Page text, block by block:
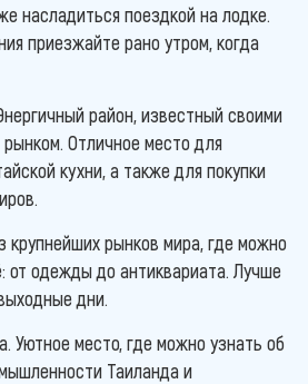
насладиться поездкой на лодке.
приезжайте рано утром, когда
район, известный своими
Отличное место для
кухни, а также для покупки
крупнейших рынков мира, где можно
от одежды до антиквариата. Лучше
дни.
Уютное место, где можно узнать об
Таиланда и